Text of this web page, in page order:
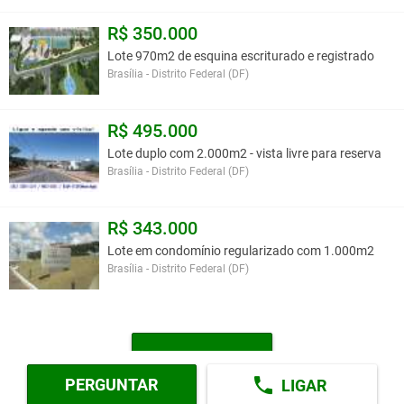
PERGUNTAR LIGAR
operados e mantidos pela Associação dos Proprietários e
Moradores.
OCondomínio Reserva Santa Monica
urbanística e a legislação ambiental.
Ministérios.
Perto dos condomínios: Alphaville, Dahma, Parque do Mirante,
R$ 350.000
Lote 970m2 de esquina escriturado e registrado
Brasília - Distrito Federal (DF)
R$ 495.000
Lote duplo com 2.000m2 - vista livre para reserva
Brasília - Distrito Federal (DF)
R$ 343.000
Lote em condomínio regularizado com 1.000m2
Brasília - Distrito Federal (DF)